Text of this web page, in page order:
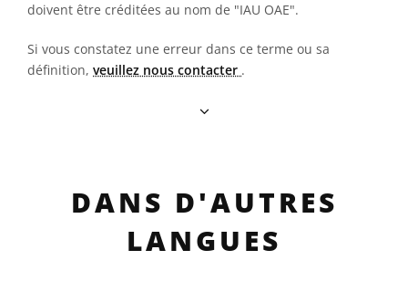
doivent être créditées au nom de "IAU OAE".
Si vous constatez une erreur dans ce terme ou sa
définition, veuillez nous contacter .
DANS D'AUTRES
LANGUES